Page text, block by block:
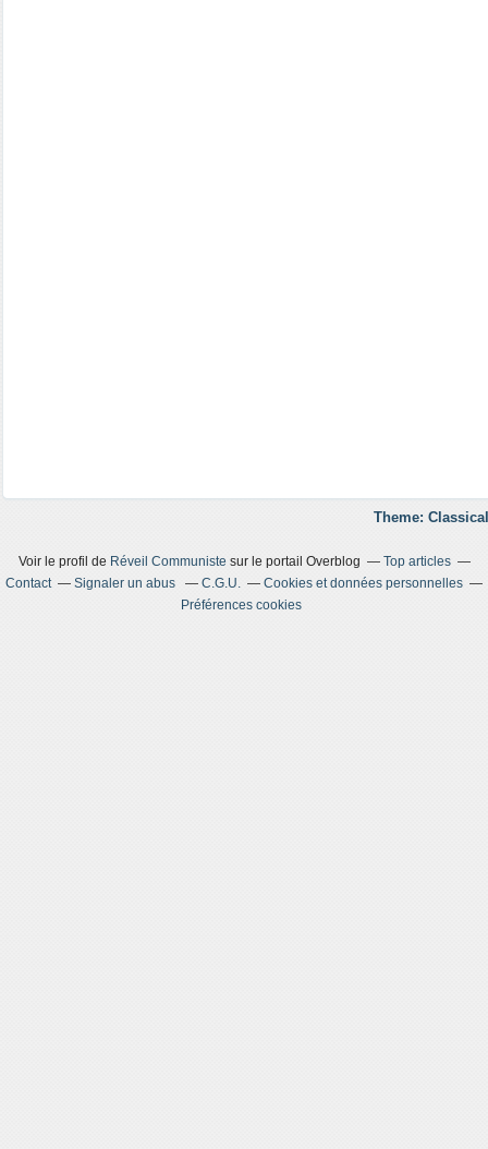
Theme:
Voir le profil de Réveil Communiste sur le portail Overblog
Top articles
Contact
Signaler un abus C.G.U.
Cookies et données personnelles
Préférences cookies